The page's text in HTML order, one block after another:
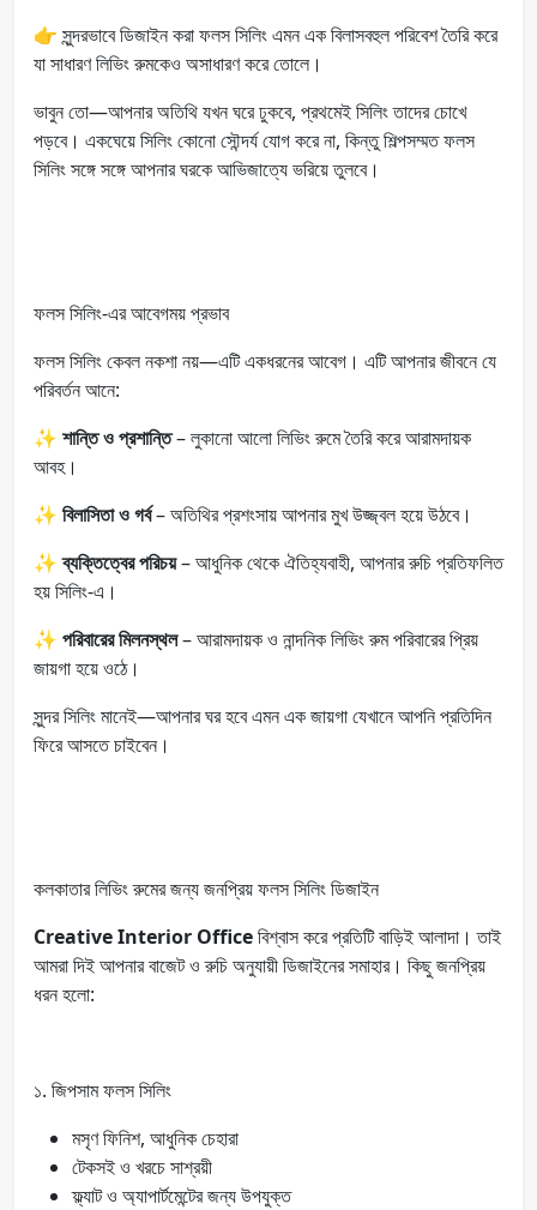
👉 সুন্দরভাবে ডিজাইন করা ফলস সিলিং এমন এক বিলাসবহুল পরিবেশ তৈরি করে
যা সাধারণ লিভিং রুমকেও অসাধারণ করে তোলে।
ভাবুন তো—আপনার অতিথি যখন ঘরে ঢুকবে, প্রথমেই সিলিং তাদের চোখে
পড়বে। একঘেয়ে সিলিং কোনো সৌন্দর্য যোগ করে না, কিন্তু শিল্পসম্মত ফলস
সিলিং সঙ্গে সঙ্গে আপনার ঘরকে আভিজাত্যে ভরিয়ে তুলবে।
ফলস সিলিং-এর আবেগময় প্রভাব
ফলস সিলিং কেবল নকশা নয়—এটি একধরনের আবেগ। এটি আপনার জীবনে যে
পরিবর্তন আনে:
✨ শান্তি ও প্রশান্তি– লুকানো আলো লিভিং রুমে তৈরি করে আরামদায়ক
আবহ।
✨ বিলাসিতা ও গর্ব– অতিথির প্রশংসায় আপনার মুখ উজ্জ্বল হয়ে উঠবে।
✨ব্যক্তিত্বের পরিচয়– আধুনিক থেকে ঐতিহ্যবাহী, আপনার রুচি প্রতিফলিত
হয় সিলিং-এ।
✨ পরিবারের মিলনস্থল– আরামদায়ক ও নান্দনিক লিভিং রুম পরিবারের প্রিয়
জায়গা হয়ে ওঠে।
সুন্দর সিলিং মানেই—আপনার ঘর হবে এমন এক জায়গা যেখানে আপনি প্রতিদিন
ফিরে আসতে চাইবেন।
কলকাতার লিভিং রুমের জন্য জনপ্রিয় ফলস সিলিং ডিজাইন
Creative Interior Officeবিশ্বাস করে প্রতিটি বাড়িই আলাদা। তাই
আমরা দিই আপনার বাজেট ও রুচি অনুযায়ী ডিজাইনের সমাহার। কিছু জনপ্রিয়
ধরন হলো:
১. জিপসাম ফলস সিলিং
মসৃণ ফিনিশ, আধুনিক চেহারা
টেকসই ও খরচে সাশ্রয়ী
ফ্ল্যাট ও অ্যাপার্টমেন্টের জন্য উপযুক্ত